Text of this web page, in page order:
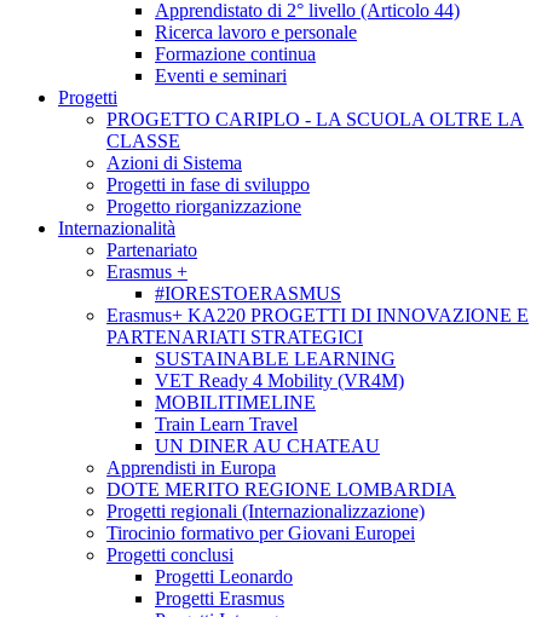
Apprendistato di 2° livello (Articolo 44)
Ricerca lavoro e personale
Formazione continua
Eventi e seminari
Progetti
PROGETTO CARIPLO - LA SCUOLA OLTRE LA
CLASSE
Azioni di Sistema
Progetti in fase di sviluppo
Progetto riorganizzazione
Internazionalità
Partenariato
Erasmus +
#IORESTOERASMUS
Erasmus+ KA220 PROGETTI DI INNOVAZIONE E
PARTENARIATI STRATEGICI
SUSTAINABLE LEARNING
VET Ready 4 Mobility (VR4M)
MOBILITIMELINE
Train Learn Travel
UN DINER AU CHATEAU
Apprendisti in Europa
DOTE MERITO REGIONE LOMBARDIA
Progetti regionali (Internazionalizzazione)
Tirocinio formativo per Giovani Europei
Progetti conclusi
Progetti Leonardo
Progetti Erasmus